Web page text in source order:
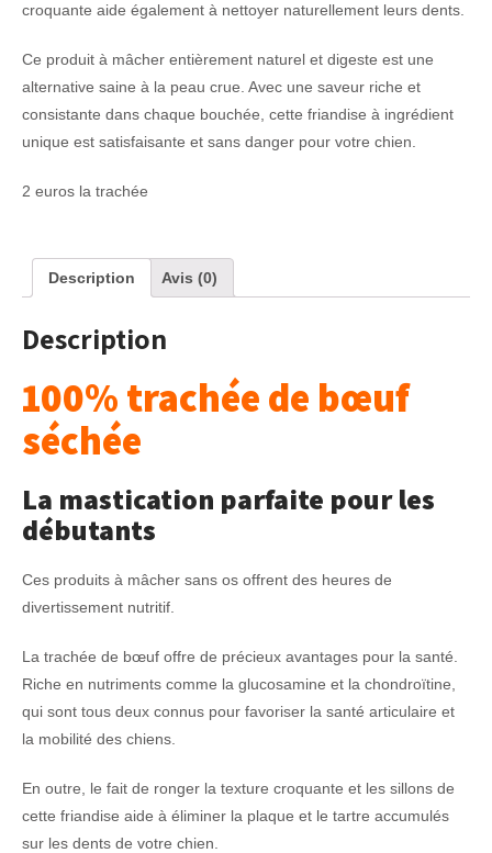
croquante aide également à nettoyer naturellement leurs dents.
Ce produit à mâcher entièrement naturel et digeste est une
alternative saine à la peau crue. Avec une saveur riche et
consistante dans chaque bouchée, cette friandise à ingrédient
unique est satisfaisante et sans danger pour votre chien.
2 euros la trachée
Description Avis (0)
Description
100% trachée de bœuf
séchée
La mastication parfaite pour les
débutants
Ces produits à mâcher sans os offrent des heures de
divertissement nutritif.
La trachée de bœuf offre de précieux avantages pour la santé.
Riche en nutriments comme la glucosamine et la chondroïtine,
qui sont tous deux connus pour favoriser la santé articulaire et
la mobilité des chiens.
En outre, le fait de ronger la texture croquante et les sillons de
cette friandise aide à éliminer la plaque et le tartre accumulés
sur les dents de votre chien.